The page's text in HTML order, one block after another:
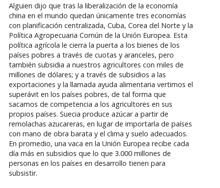
Alguien dijo que tras la liberalización de la economía
china en el mundo quedan únicamente tres economías
con planificación centralizada, Cuba, Corea del Norte y la
Política Agropecuaria Común de la Unión Europea. Esta
política agrícola le cierra la puerta a los bienes de los
países pobres a través de cuotas y aranceles, pero
también subsidia a nuestros agricultores con miles de
millones de dólares; y a través de subsidios a las
exportaciones y la llamada ayuda alimentaria vertimos el
superávit en los países pobres, de tal forma que
sacamos de competencia a los agricultores en sus
propios países. Suecia produce azúcar a partir de
remolachas azucareras, en lugar de importarla de países
con mano de obra barata y el clima y suelo adecuados.
En promedio, una vaca en la Unión Europea recibe cada
día más en subsidios que lo que 3.000 millones de
personas en los países en desarrollo tienen para
subsistir.